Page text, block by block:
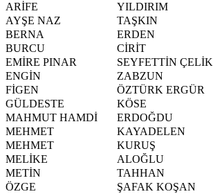
ARİFE
YILDIRIM
AYŞE NAZ
TAŞKIN
BERNA
ERDEN
BURCU
CİRİT
EMİRE PINAR
SEYFETTİN ÇELİK
ENGİN
ZABZUN
FİGEN
ÖZTÜRK ERGÜR
GÜLDESTE
KÖSE
MAHMUT HAMDİ
ERDOĞDU
MEHMET
KAYADELEN
MEHMET
KURUŞ
MELİKE
ALOĞLU
METİN
TAHHAN
ÖZGE
ŞAFAK KOŞAN